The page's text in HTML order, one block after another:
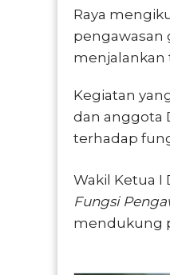
Raya
pengawasan
menjalankan
Kegiatan
dan anggota
terhadap
Wakil Ketua I
Fungsi
mendukung